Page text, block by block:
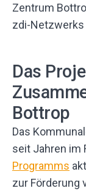
Zentrum
zdi-Netzwerks
Das
Bottrop
Das
seit Jahren im
Programms
zur Förderung